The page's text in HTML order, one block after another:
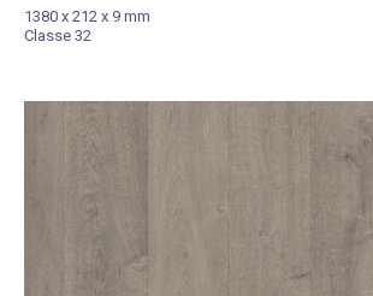
1380 x 212 x 9 mm
Classe 32